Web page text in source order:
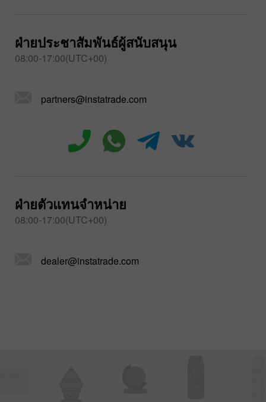
ฝ่ายประชาสัมพันธ์ผู้สนับสนุน
08:00-17:00(UTC+00)
partners@instatrade.com
ฝ่ายตัวแทนจำหน่าย
08:00-17:00(UTC+00)
dealer@instatrade.com